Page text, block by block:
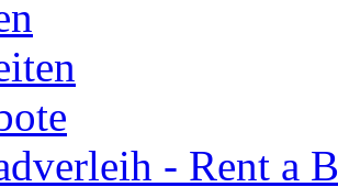
- Rent a